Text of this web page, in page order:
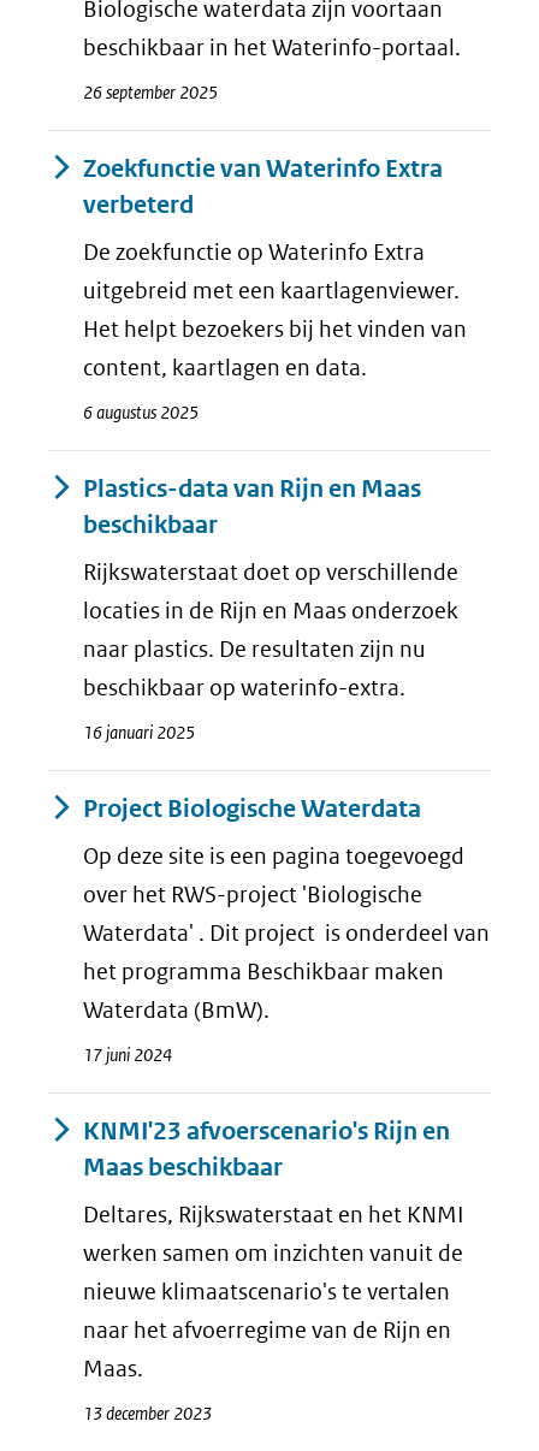
Biologische waterdata zijn voortaan
beschikbaar in het Waterinfo-portaal.
26 september 2025
Zoekfunctie van Waterinfo Extra
verbeterd
De zoekfunctie op Waterinfo Extra
uitgebreid met een kaartlagenviewer.
Het helpt bezoekers bij het vinden van
content, kaartlagen en data.
6 augustus 2025
Plastics-data van Rijn en Maas
beschikbaar
Rijkswaterstaat doet op verschillende
locaties in de Rijn en Maas onderzoek
naar plastics. De resultaten zijn nu
beschikbaar op waterinfo-extra.
16 januari 2025
Project Biologische Waterdata
Op deze site is een pagina toegevoegd
over het RWS-project 'Biologische
Waterdata' . Dit project is onderdeel van
het programma Beschikbaar maken
Waterdata (BmW).
17 juni 2024
KNMI'23 afvoerscenario's Rijn en
Maas beschikbaar
Deltares, Rijkswaterstaat en het KNMI
werken samen om inzichten vanuit de
nieuwe klimaatscenario's te vertalen
naar het afvoerregime van de Rijn en
Maas.
13 december 2023